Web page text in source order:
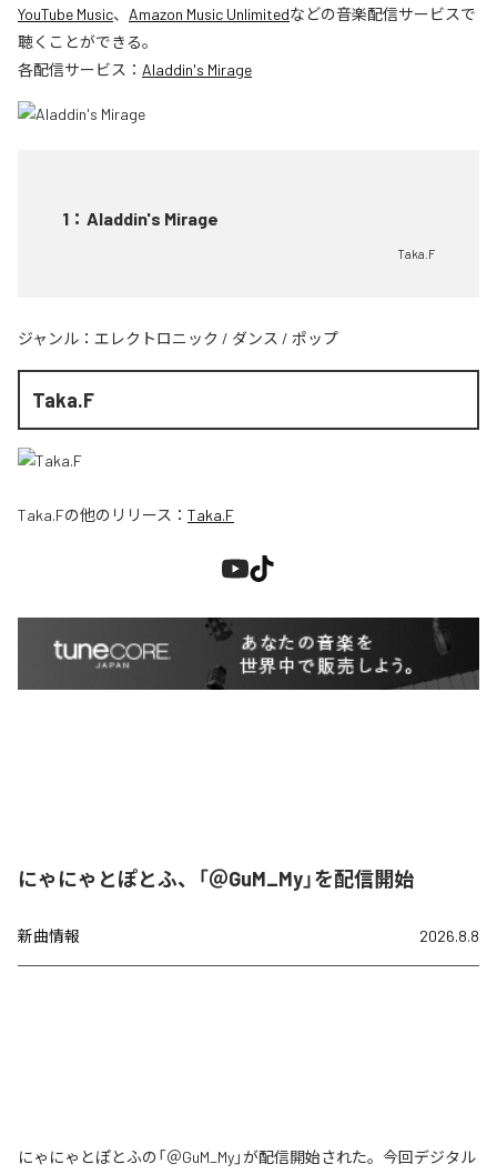
YouTube Music、 Amazon Music Unlimitedなどの音楽配信サービスで
聴くことができる。
各配信サービス： Aladdin's Mirage
1 ： Aladdin's Mirage
Taka.F
ジャンル： エレクトロニック / ダンス / ポップ
Taka.F
Taka.Fの他のリリース： Taka.F
にゃにゃとぽとふ、「＠GuM_My」を配信開始
新曲情報 2026.8.8
にゃにゃとぽとふの「＠GuM_My」が配信開始された。今回デジタル